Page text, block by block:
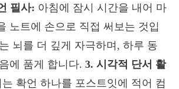
필사: 아침에 잠시 시간을 내어 마
노트에 손으로 직접 써보는 것입
뇌를 더 깊게 자극하며, 하루 동
에 품게 합니다. 3. 시각적 단서 활
확언 하나를 포스트잇에 적어 컴